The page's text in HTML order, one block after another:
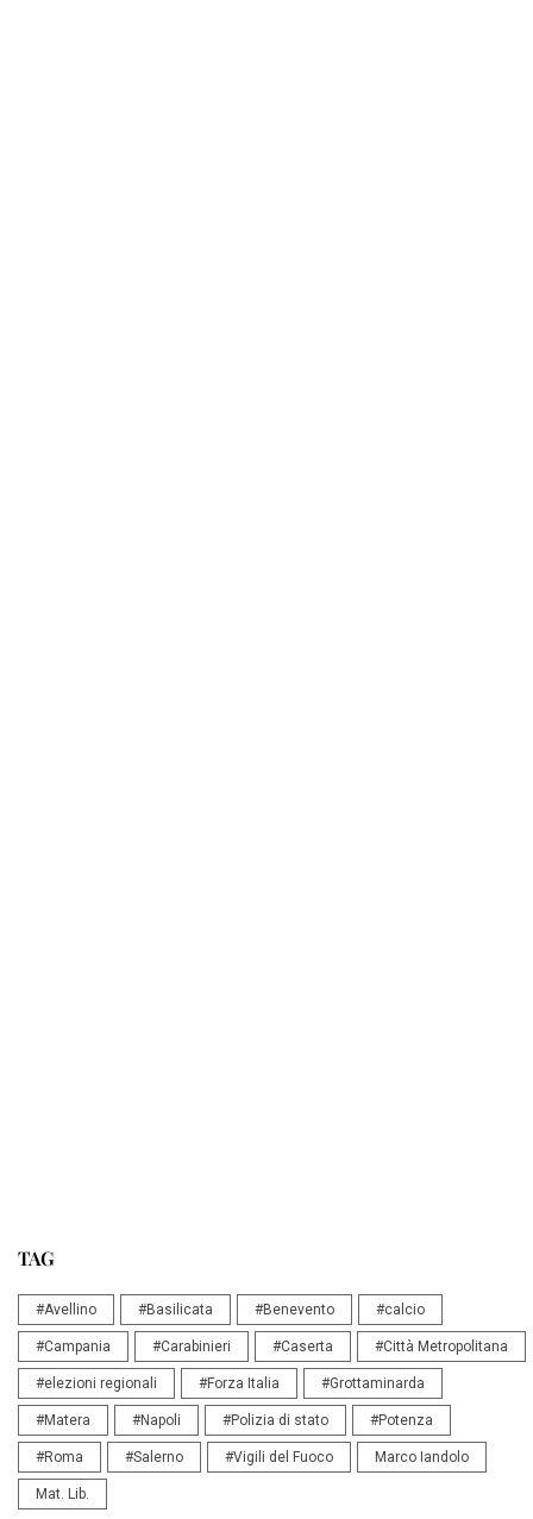
TAG
#Avellino #Basilicata #Benevento #calcio
#Campania #Carabinieri #Caserta #Città Metropolitana
#elezioni regionali #Forza Italia #Grottaminarda
#Matera #Napoli #Polizia di stato #Potenza
#Roma #Salerno #Vigili del Fuoco Marco Iandolo
Mat. Lib.